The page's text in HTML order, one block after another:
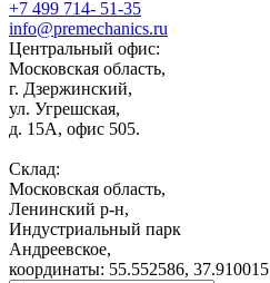
+7 499 714- 51-35
info@premechanics.ru
Центральный офис:
Московская область,
г. Дзержинский,
ул. Угрешская,
д. 15А, офис 505.
Склад:
Московская область,
Ленинский р-н,
Индустриальный парк
Андреевское,
координаты: 55.552586, 37.910015